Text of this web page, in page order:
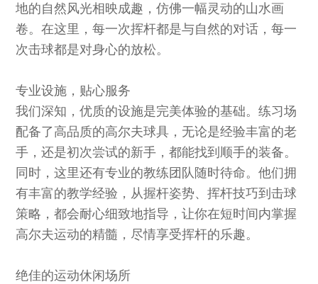
地的自然风光相映成趣，仿佛一幅灵动的山水画
卷。在这里，每一次挥杆都是与自然的对话，每一
次击球都是对身心的放松。
专业设施，贴心服务
我们深知，优质的设施是完美体验的基础。练习场
配备了高品质的高尔夫球具，无论是经验丰富的老
手，还是初次尝试的新手，都能找到顺手的装备。
同时，这里还有专业的教练团队随时待命。他们拥
有丰富的教学经验，从握杆姿势、挥杆技巧到击球
策略，都会耐心细致地指导，让你在短时间内掌握
高尔夫运动的精髓，尽情享受挥杆的乐趣。
绝佳的运动休闲场所